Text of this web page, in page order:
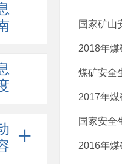
+
国家矿山
2018年
煤矿安全
2017年
国家安全
2016年